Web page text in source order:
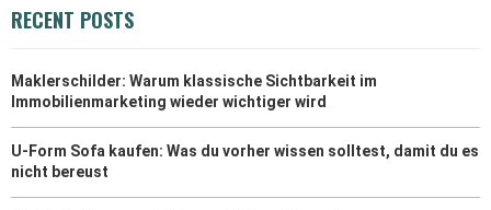
E
)
K S N
RECENT POSTS
Maklerschilder: Warum klassische Sichtbarkeit im
Immobilienmarketing wieder wichtiger wird
U-Form Sofa kaufen: Was du vorher wissen solltest, damit du es
nicht bereust